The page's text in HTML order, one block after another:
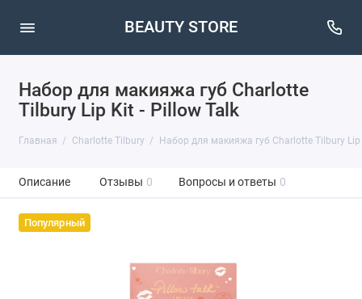
BEAUTY STORE
Набор для макияжа губ Charlotte
Tilbury Lip Kit - Pillow Talk
Главная Charlotte Tilbury Набор для макияжа губ Charlotte Tilbury Lip
Описание Отзывы 0 Вопросы и ответы 0
Популярный